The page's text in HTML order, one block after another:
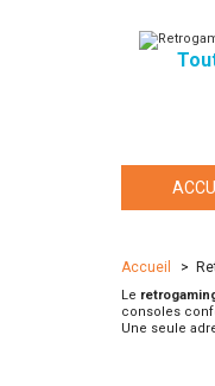
Accueil >
Le
consoles
Une seule